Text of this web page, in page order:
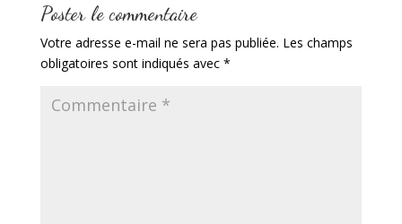
Poster le commentaire
Votre adresse e-mail ne sera pas publiée. Les champs
obligatoires sont indiqués avec *